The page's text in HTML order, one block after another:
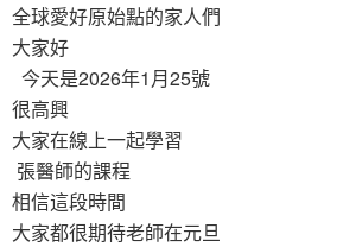
全球愛好原始點的家人們
大家好
今天是2026年1月25號
很高興
大家在線上一起學習
張醫師的課程
相信這段時間
大家都很期待老師在元旦